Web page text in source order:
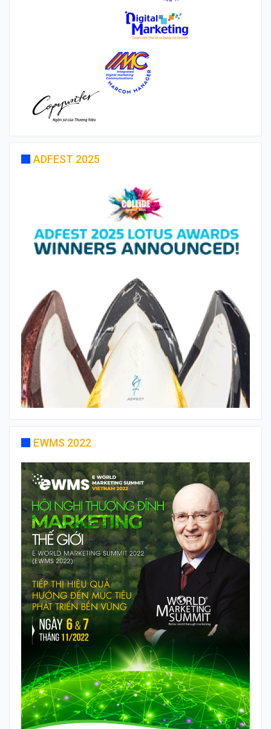
ADFEST 2025
EWMS 2022